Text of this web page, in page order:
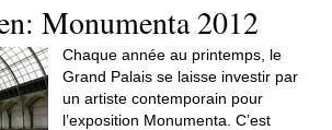
Monumenta 2012
Chaque année au printemps, le
Grand Palais se laisse investir par
un artiste contemporain pour
l’exposition Monumenta. C’est